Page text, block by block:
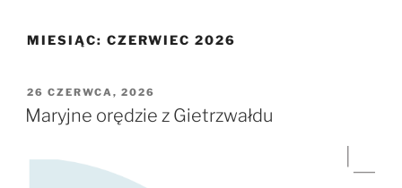
MIESIĄC: CZERWIEC 2026
OPUBLIKOWANE
W
26 CZERWCA, 2026
Maryjne orędzie z Gietrzwałdu